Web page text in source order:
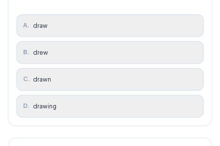
A. draw
B. drew
C. drawn
D. drawing